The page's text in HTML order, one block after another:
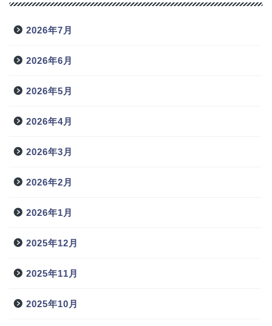
2026年7月
2026年6月
2026年5月
2026年4月
2026年3月
2026年2月
2026年1月
2025年12月
2025年11月
2025年10月